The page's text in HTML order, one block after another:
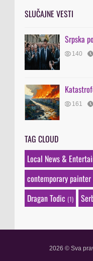
SLUČAJNE VESTI
Srpska
140
161
TAG CLOUD
Local News &
contemporary painter
Dragan Todic (1)
2026 © Sva